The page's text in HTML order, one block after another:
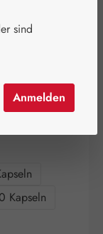
Kapseln
sind
Anmelden